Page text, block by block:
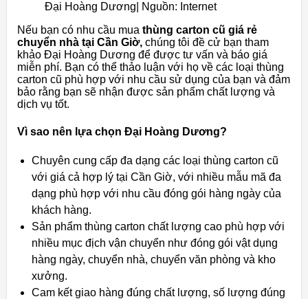
Đại Hoàng Dương| Nguồn: Internet
Nếu bạn có nhu cầu mua thùng carton cũ giá rẻ
chuyển nhà tại Cần Giờ, chúng tôi đề cử bạn tham
khảo Đại Hoàng Dương để được tư vấn và báo giá
miễn phí. Bạn có thể thảo luận với họ về các loại thùng
carton cũ phù hợp với nhu cầu sử dụng của bạn và đảm
bảo rằng bạn sẽ nhận được sản phẩm chất lượng và
dịch vụ tốt.
Vì sao nên lựa chọn Đại Hoàng Dương?
Chuyên cung cấp đa dạng các loại thùng carton cũ
với giá cả hợp lý tại Cần Giờ, với nhiều mẫu mã đa
dạng phù hợp với nhu cầu đóng gói hàng ngày của
khách hàng.
Sản phẩm thùng carton chất lượng cao phù hợp với
nhiều mục địch vận chuyển như đóng gói vật dụng
hàng ngày, chuyển nhà, chuyển văn phòng và kho
xưởng.
Cam kết giao hàng đúng chất lượng, số lượng đúng